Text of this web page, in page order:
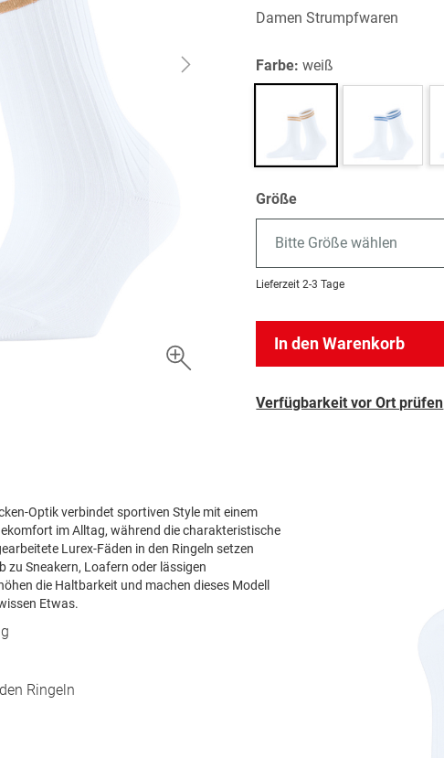
Damen Strumpfwaren
Farbe:weiß
Größe
Bitte Größe wählen
Lieferzeit 2-3 Tage
In den Warenkorb
Verfügbarkeit vor Ort prüfen
Optik verbindet sportiven Style mit einem
im Alltag, während die charakteristische
Lurex-Fäden in den Ringeln setzen
Sneakern, Loafern oder lässigen
die Haltbarkeit und machen dieses Modell
Etwas.
Ringeln